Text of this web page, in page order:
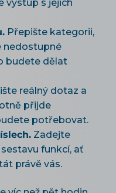
výstup s jejich
Přepište kategorii,
nedostupné
budete dělat
reálný dotaz a
přijde
potřebovat.
Zadejte
funkcí, ať
právě vás.